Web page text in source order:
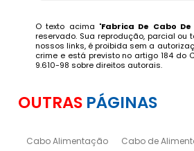
O texto acima "Fabrica De Cabo De
reservado. Sua reprodução, parcial ou
nossos links, é proibida sem a
crime e está previsto no artigo 184 do
9.610-98 sobre direitos autorais.
OUTRAS PÁGINAS
Cabo Alimentação
Cabo de